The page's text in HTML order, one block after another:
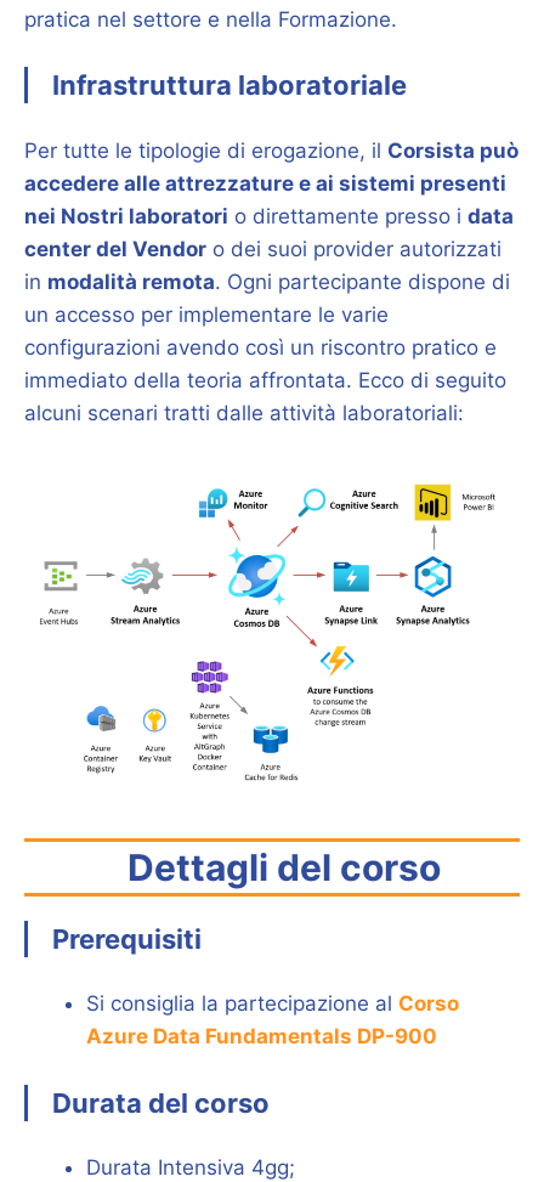
pratica nel settore e nella Formazione.
Infrastruttura laboratoriale
Per tutte le tipologie di erogazione, il Corsista può
accedere alle attrezzature e ai sistemi presenti
nei Nostri laboratori o direttamente presso i data
center del Vendor o dei suoi provider autorizzati
in modalità remota. Ogni partecipante dispone di
un accesso per implementare le varie
configurazioni avendo così un riscontro pratico e
immediato della teoria affrontata. Ecco di seguito
alcuni scenari tratti dalle attività laboratoriali:
Dettagli del corso
Prerequisiti
Si consiglia la partecipazione al Corso
Azure Data Fundamentals DP-900
Durata del corso
Durata Intensiva 4gg;